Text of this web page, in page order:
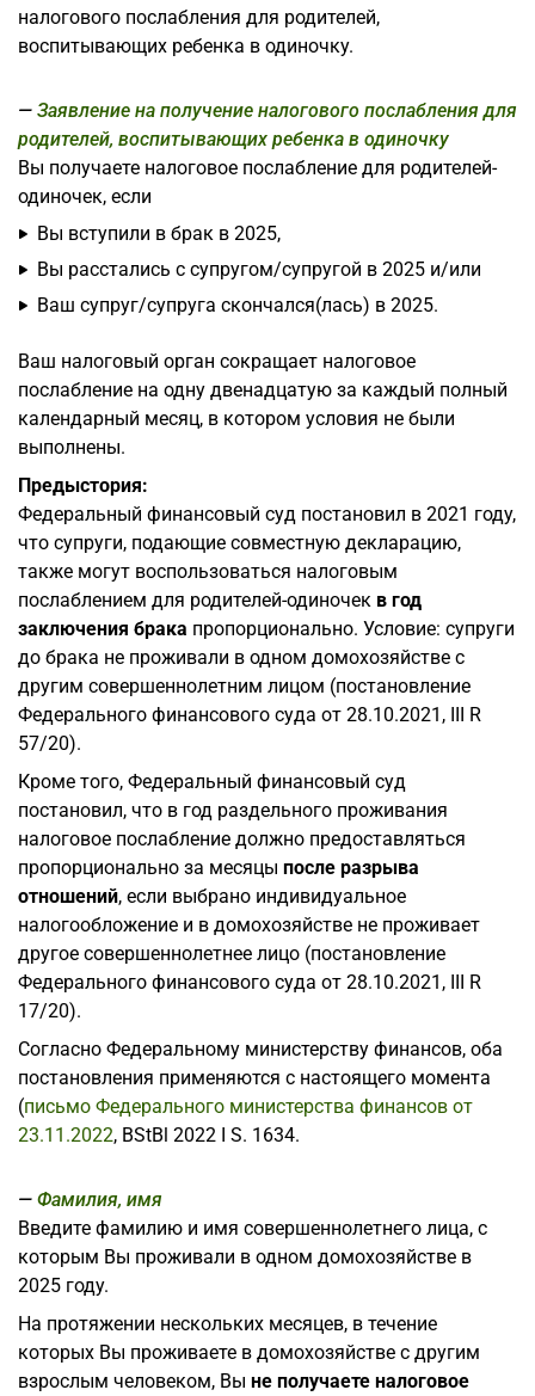
налогового послабления для родителей,
воспитывающих ребенка в одиночку.
Заявление на получение налогового послабления для
родителей, воспитывающих ребенка в одиночку
Вы получаете налоговое послабление для родителей-
одиночек, если
Вы вступили в брак в 2025,
Вы расстались с супругом/супругой в 2025 и/или
Ваш супруг/супруга скончался(лась) в 2025.
Ваш налоговый орган сокращает налоговое
послабление на одну двенадцатую за каждый полный
календарный месяц, в котором условия не были
выполнены.
Предыстория:
Федеральный финансовый суд постановил в 2021 году,
что супруги, подающие совместную декларацию,
также могут воспользоваться налоговым
послаблением для родителей-одиночек в год
заключения брака пропорционально. Условие: супруги
до брака не проживали в одном домохозяйстве с
другим совершеннолетним лицом (постановление
Федерального финансового суда от 28.10.2021, III R
57/20).
Кроме того, Федеральный финансовый суд
постановил, что в год раздельного проживания
налоговое послабление должно предоставляться
пропорционально за месяцы после разрыва
отношений, если выбрано индивидуальное
налогообложение и в домохозяйстве не проживает
другое совершеннолетнее лицо (постановление
Федерального финансового суда от 28.10.2021, III R
17/20).
Согласно Федеральному министерству финансов, оба
постановления применяются с настоящего момента
(письмо Федерального министерства финансов от
23.11.2022, BStBl 2022 I S. 1634.
Фамилия, имя
Введите фамилию и имя совершеннолетнего лица, с
которым Вы проживали в одном домохозяйстве в
2025 году.
На протяжении нескольких месяцев, в течение
которых Вы проживаете в домохозяйстве с другим
взрослым человеком, Вы не получаете налоговое